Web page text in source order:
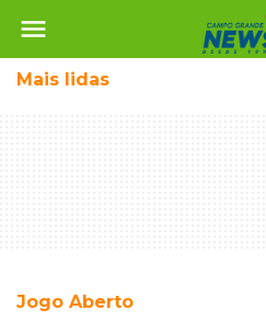
menu
Mais lidas
Jogo Aberto